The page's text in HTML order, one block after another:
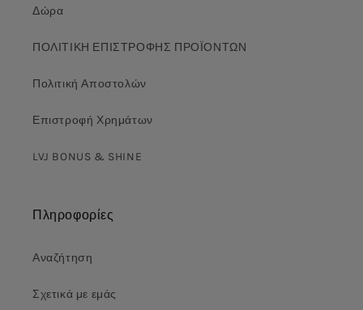
Δώρα
ΠΟΛΙΤΙΚΗ ΕΠΙΣΤΡΟΦΗΣ ΠΡΟΪΟΝΤΩΝ
Πολιτική Αποστολών
Επιστροφή Χρημάτων
LVJ BONUS & SHINE
Πληροφορίες
Αναζήτηση
Σχετικά με εμάς